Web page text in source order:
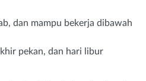
dan mampu bekerja dibawah
pekan, dan hari libur